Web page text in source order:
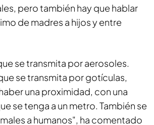
pero también hay que hablar
de madres a hijos y entre
se transmita por aerosoles.
se transmita por gotículas,
una proximidad, con una
se tenga a un metro. También se
a humanos", ha comentado